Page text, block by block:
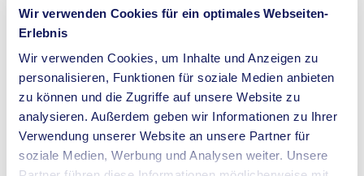
Wir verwenden Cookies für ein optimales Webseiten-
Erlebnis
Wir verwenden Cookies, um Inhalte und Anzeigen zu
personalisieren, Funktionen für soziale Medien anbieten
zu können und die Zugriffe auf unsere Website zu
analysieren. Außerdem geben wir Informationen zu Ihrer
Verwendung unserer Website an unsere Partner für
soziale Medien, Werbung und Analysen weiter. Unsere
MEDIATOREN
Mentoring & Therapie & Supervision
(9)
8,5
Die Top 10 Mediatoren in Dülmen anzeigen
place Raiffeisenring 83,Dülmen